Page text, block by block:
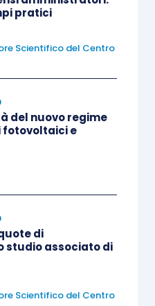
e 730/2019)
in cui sono state
dal reddito
restituzione o, se in
nel periodo
è possibilechiedere il
all’importo
tenuto arestituire al
pratici
Scientifico del Centro
del nuovo regime
fotovoltaici e
di
studio associato di
Scientifico del Centro